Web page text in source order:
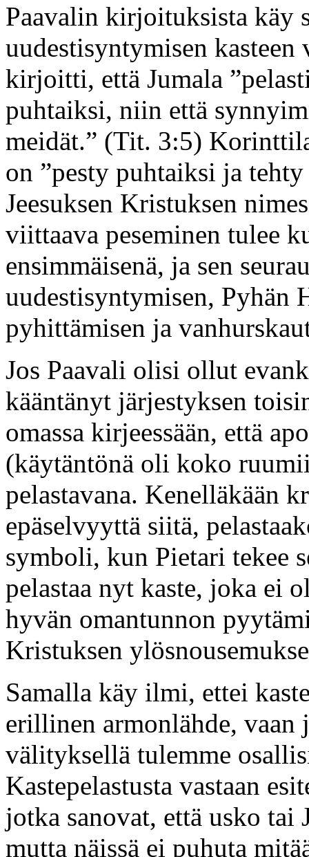
Paavalin kirjoituksista käy
uudestisyntymisen
kirjoitti, että Jumala
puhtaiksi, niin että
meidät.” (Tit. 3:5)
on ”pesty puhtaiksi ja
Jeesuksen Kristuksen
viittaava peseminen tulee
ensimmäisenä, ja sen
uudestisyntymisen, Pyhän
pyhittämisen ja
Jos Paavali olisi ollut
kääntänyt järjestyksen
omassa kirjeessään, että
(käytäntönä oli koko
pelastavana. Kenelläkään
epäselvyyttä siitä,
symboli, kun Pietari tekee
pelastaa nyt kaste, joka ei
hyvän omantunnon
Kristuksen
Samalla käy ilmi, ettei
erillinen armonlähde, vaan
välityksellä tulemme
Kastepelastusta vastaan
jotka sanovat, että usko tai
mutta näissä ei puhuta